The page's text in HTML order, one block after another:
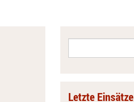
Letzte Einsätze